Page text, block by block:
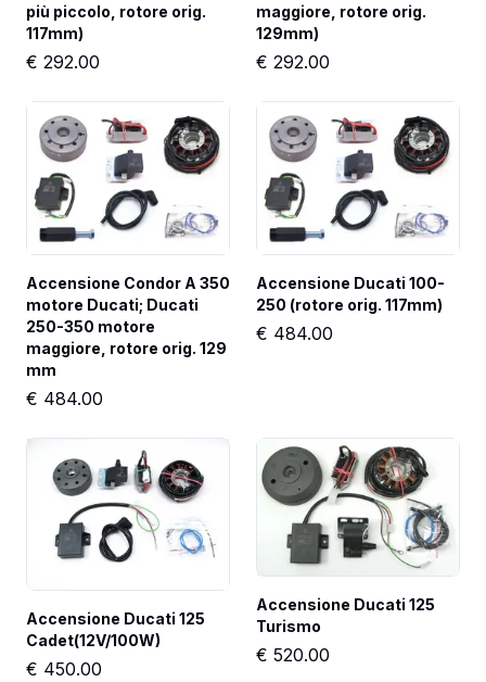
più piccolo, rotore orig.
117mm)
€ 292.00
maggiore, rotore orig.
129mm)
€ 292.00
Accensione Condor A 350
motore Ducati; Ducati
250-350 motore
maggiore, rotore orig. 129
mm
€ 484.00
Accensione Ducati 100-
250 (rotore orig. 117mm)
€ 484.00
Accensione Ducati 125
Cadet(12V/100W)
€ 450.00
Accensione Ducati 125
Turismo
€ 520.00